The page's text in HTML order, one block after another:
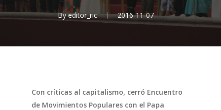
By editor_ric 2016-11-07
Con críticas al capitalismo, cerró Encuentro
de Movimientos Populares con el Papa.